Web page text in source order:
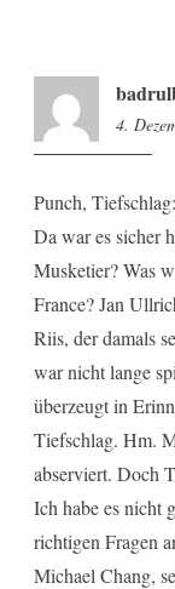
4.
Punch,
Da war es sicher
Musketier? Was
France? Jan
Riis, der damals
war nicht lange
überzeugt in
Tiefschlag. Hm.
abserviert. Doch
Ich habe es nicht
richtigen Fragen
Michael Chang,